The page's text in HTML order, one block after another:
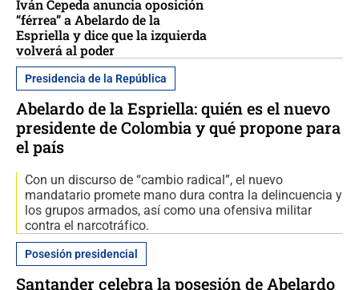
Iván Cepeda anuncia oposición
“férrea” a Abelardo de la
Espriella y dice que la izquierda
volverá al poder
Presidencia de la República
Abelardo de la Espriella: quién es el nuevo
presidente de Colombia y qué propone para
el país
Con un discurso de “cambio radical”, el nuevo
mandatario promete mano dura contra la delincuencia y
los grupos armados, así como una ofensiva militar
contra el narcotráfico.
Posesión presidencial
Santander celebra la posesión de Abelardo